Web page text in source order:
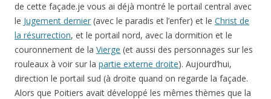
de cette façade.je vous ai déjà montré le portail central avec
le Jugement dernier (avec le paradis et l’enfer) et le Christ de
la résurrection, et le portail nord, avec la dormition et le
couronnement de la Vierge (et aussi des personnages sur les
rouleaux à voir sur la partie externe droite). Aujourd’hui,
direction le portail sud (à droite quand on regarde la façade.
Alors que Poitiers avait développé les mêmes thèmes que la